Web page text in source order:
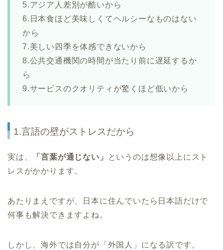
5.アジア人差別が酷いから
6.日本食ほど美味しくてヘルシーなものはない
から
7.美しい四季を体感できないから
8.公共交通機関の時間が当たり前に遅延するか
ら
9.サービスのクオリティが驚くほど低いから
1.言語の壁がストレスだから
実は、 「言葉が通じない」
というのは想像以上にスト
レスがかかります。
あたりまえですが、日本に住んでいたら日本語だけで
何事も解決できますよね。
しかし、海外では自分が「外国人」になる訳です。